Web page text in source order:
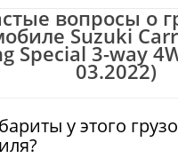
вопросы о
Suzuki
Special 3-way
03.2022)
у этого